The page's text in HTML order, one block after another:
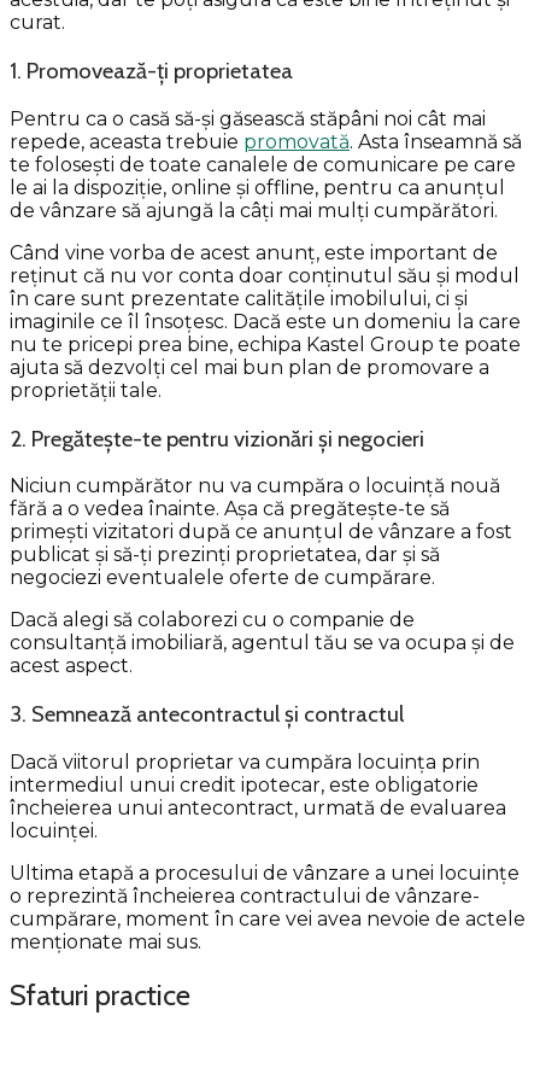
curat.
1. Promovează-ți proprietatea
Pentru ca o casă să-și găsească stăpâni noi cât mai
repede, aceasta trebuie promovată. Asta înseamnă să
te folosești de toate canalele de comunicare pe care
le ai la dispoziție, online și offline, pentru ca anunțul
de vânzare să ajungă la câți mai mulți cumpărători.
Când vine vorba de acest anunț, este important de
reținut că nu vor conta doar conținutul său și modul
în care sunt prezentate calitățile imobilului, ci și
imaginile ce îl însoțesc. Dacă este un domeniu la care
nu te pricepi prea bine, echipa Kastel Group te poate
ajuta să dezvolți cel mai bun plan de promovare a
proprietății tale.
2. Pregătește-te pentru vizionări și negocieri
Niciun cumpărător nu va cumpăra o locuință nouă
fără a o vedea înainte. Așa că pregătește-te să
primești vizitatori după ce anunțul de vânzare a fost
publicat și să-ți prezinți proprietatea, dar și să
negociezi eventualele oferte de cumpărare.
Dacă alegi să colaborezi cu o companie de
consultanță imobiliară, agentul tău se va ocupa și de
acest aspect.
3. Semnează antecontractul și contractul
Dacă viitorul proprietar va cumpăra locuința prin
intermediul unui credit ipotecar, este obligatorie
încheierea unui antecontract, urmată de evaluarea
locuinței.
Ultima etapă a procesului de vânzare a unei locuințe
o reprezintă încheierea contractului de vânzare-
cumpărare, moment în care vei avea nevoie de actele
menționate mai sus.
Sfaturi practice